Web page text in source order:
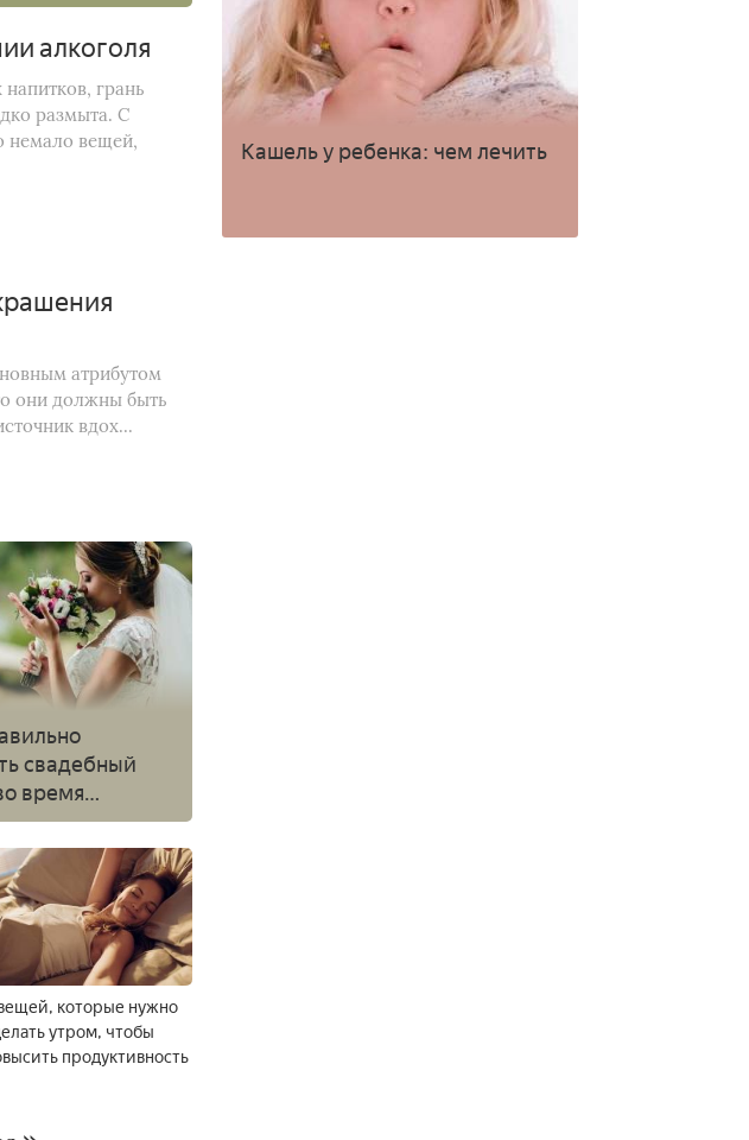
алкоголя
грань
размыта. С
немало вещей,
атрибутом
они должны быть
вдох...
свадебный
время
для
которые нужно
утром, чтобы
продуктивность
Кашель у ребенка: чем лечить